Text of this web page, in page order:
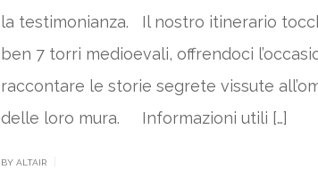
la testimonianza. Il nostro itinerario
ben 7 torri medioevali, offrendoci
raccontare le storie segrete vissute
delle loro mura. Informazioni utili […]
BY ALTAIR